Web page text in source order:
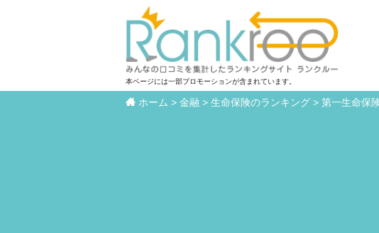
本ページには一部プロモーションが含まれています。
 ホーム > 金融 > 生命保険のランキング > 第一生命保